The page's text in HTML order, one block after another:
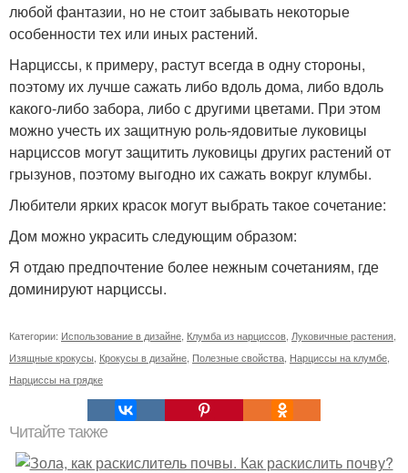
любой фантазии, но не стоит забывать некоторые
особенности тех или иных растений.
Нарциссы, к примеру, растут всегда в одну стороны,
поэтому их лучше сажать либо вдоль дома, либо вдоль
какого-либо забора, либо с другими цветами. При этом
можно учесть их защитную роль-ядовитые луковицы
нарциссов могут защитить луковицы других растений от
грызунов, поэтому выгодно их сажать вокруг клумбы.
Любители ярких красок могут выбрать такое сочетание:
Дом можно украсить следующим образом:
Я отдаю предпочтение более нежным сочетаниям, где
доминируют нарциссы.
Категории: Использование в дизайне Клумба из нарциссов Луковичные растения
Изящные крокусы Крокусы в дизайне Полезные свойства Нарциссы на клумбе
Нарциссы на грядке
Читайте также